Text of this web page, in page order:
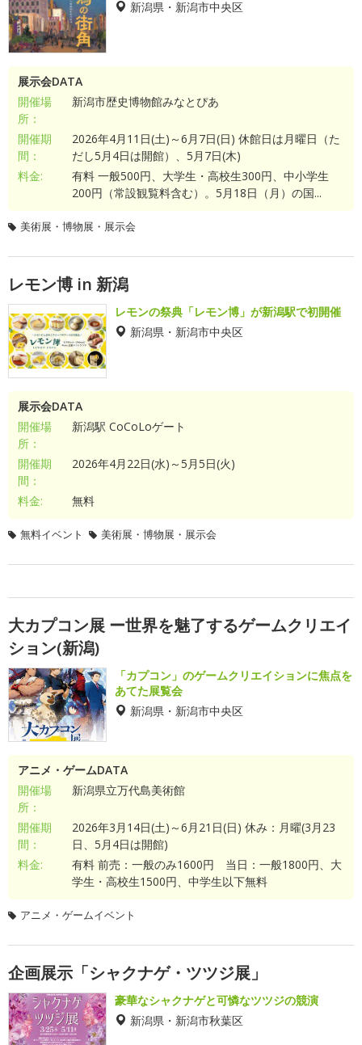
新潟県・新潟市中央区
展示会DATA
開催場
所：
新潟市歴史博物館みなとぴあ
開催期
間：
2026年4月11日(土)～6月7日(日) 休館日は月曜日（た
だし5月4日は開館）、5月7日(木)
料金:
有料 一般500円、大学生・高校生300円、中小学生
200円（常設観覧料含む）。5月18日（月）の国...
美術展・博物展・展示会
レモン博 in 新潟
レモンの祭典「レモン博」が新潟駅で初開催
新潟県・新潟市中央区
展示会DATA
開催場
所：
新潟駅 CoCoLoゲート
開催期
間：
2026年4月22日(水)～5月5日(火)
料金: 無料
無料イベント 美術展・博物展・展示会
大カプコン展 ー世界を魅了するゲームクリエイ
ション(新潟)
「カプコン」のゲームクリエイションに焦点を
あてた展覧会
新潟県・新潟市中央区
アニメ・ゲームDATA
開催場
所：
新潟県立万代島美術館
開催期
間：
2026年3月14日(土)～6月21日(日) 休み：月曜(3月23
日、5月4日は開館)
料金:
有料 前売：一般のみ1600円 当日：一般1800円、大
学生・高校生1500円、中学生以下無料
アニメ・ゲームイベント
企画展示「シャクナゲ・ツツジ展」
豪華なシャクナゲと可憐なツツジの競演
新潟県・新潟市秋葉区